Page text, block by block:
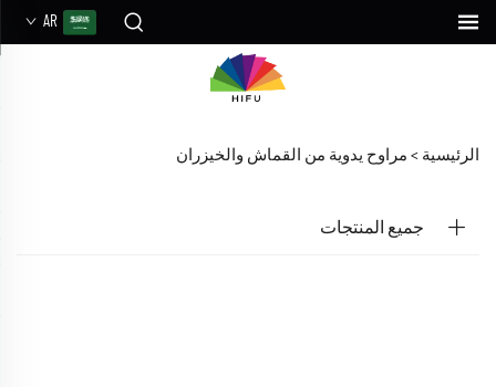
AR
الرئيسية > مراوح يدوية من القماش والخيزران
جميع المنتجات